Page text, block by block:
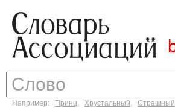
Например: Принц, Хрустальный, Страшный